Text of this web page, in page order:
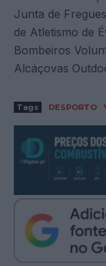
Junta de
de Atletismo de
Bombeiros
Alcáçovas
Tags DESPORTO